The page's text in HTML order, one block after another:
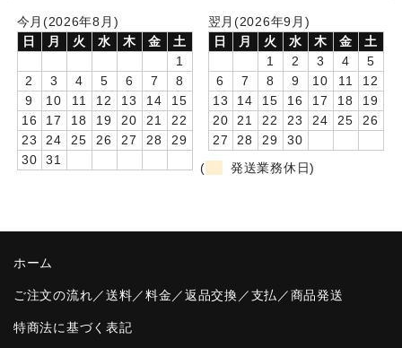
卒業記念品
音声入りフォトフレームクロック(集合)
音声入りフォトフレームクロック(校歌)
スポーツウォッチ
今月(2026年8月)
日
月 火 水 木 金
土
1
2
3 4 5 6 7
8
9
10 11 12 13 14
15
16
17 18 19 20 21
22
23
24 25 26 27 28
29
30
31
翌月(2026年9月)
日
月 火 水 木 金
土
1
2 3 4
5
6
7 8 9 10 11
12
13
14 15 16 17 18
19
20
21 22 23 24 25
26
27
28 29
30
(
発送業務休日)
ホーム
ご注文の流れ／送料／料金／返品交換／支払／商品発送
特商法に基づく表記